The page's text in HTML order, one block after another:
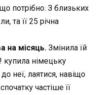
що потрібно. З близьких
та її 25 річна
на місяць. Змінила їй
купила німецьку
неї, лаятися, навіщо
частіше її